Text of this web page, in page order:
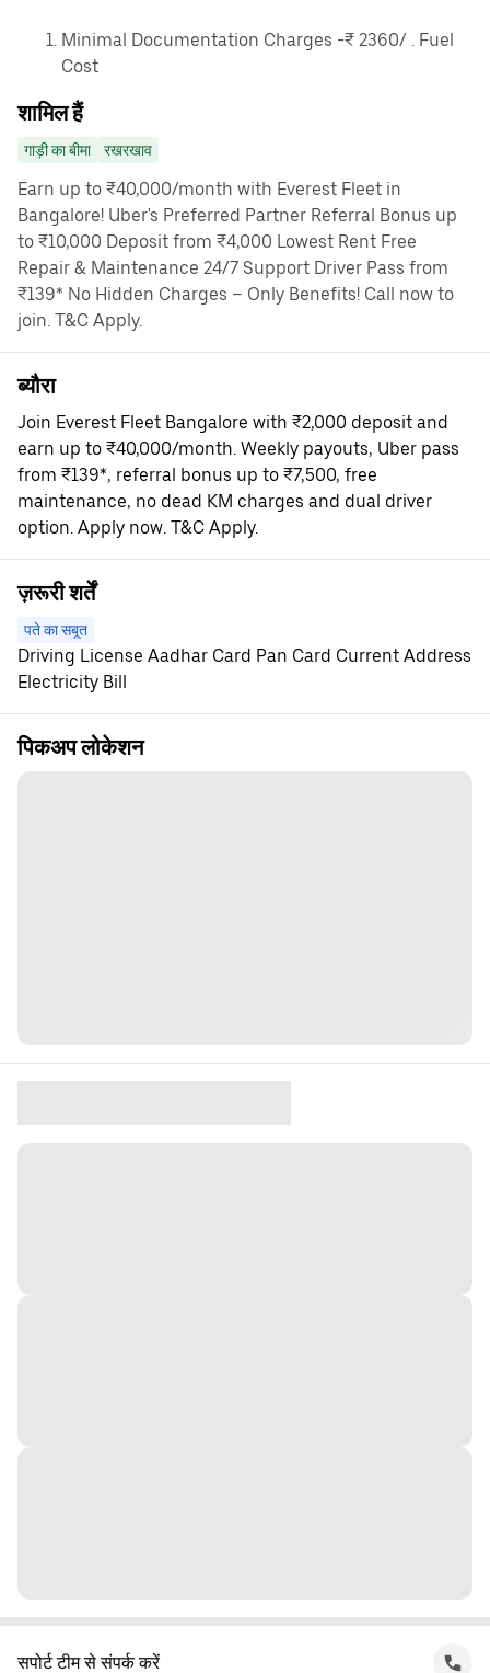
Minimal Documentation Charges -₹ 2360/ . Fuel
Cost
शामिल हैं
गाड़ी का बीमा रखरखाव
Earn up to ₹40,000/month with Everest Fleet in
Bangalore! Uber's Preferred Partner Referral Bonus up
to ₹10,000 Deposit from ₹4,000 Lowest Rent Free
Repair & Maintenance 24/7 Support Driver Pass from
₹139* No Hidden Charges – Only Benefits! Call now to
join. T&C Apply.
ब्यौरा
Join Everest Fleet Bangalore with ₹2,000 deposit and
earn up to ₹40,000/month. Weekly payouts, Uber pass
from ₹139*, referral bonus up to ₹7,500, free
maintenance, no dead KM charges and dual driver
option. Apply now. T&C Apply.
ज़रूरी शर्तें
पते का सबूत
Driving License Aadhar Card Pan Card Current Address
Electricity Bill
पिकअप लोकेशन
सपोर्ट टीम से संपर्क करें